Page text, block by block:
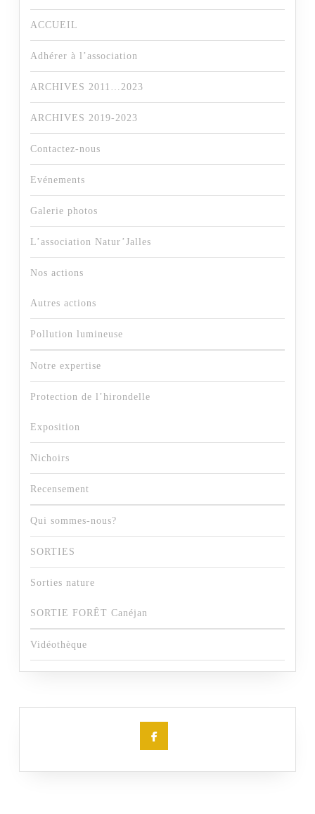
ACCUEIL
Adhérer à l’association
ARCHIVES 2011…2023
ARCHIVES 2019-2023
Contactez-nous
Evénements
Galerie photos
L’association Natur’Jalles
Nos actions
Autres actions
Pollution lumineuse
Notre expertise
Protection de l’hirondelle
Exposition
Nichoirs
Recensement
Qui sommes-nous?
SORTIES
Sorties nature
SORTIE FORÊT Canéjan
Vidéothèque